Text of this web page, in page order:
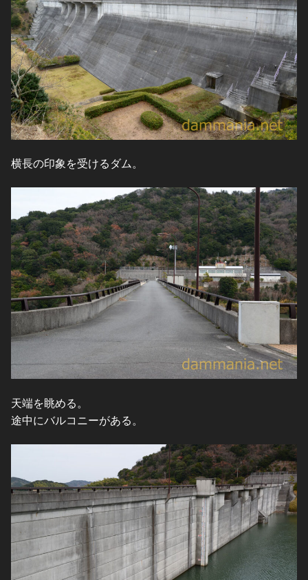
横長の印象を受けるダム。
天端を眺める。
途中にバルコニーがある。